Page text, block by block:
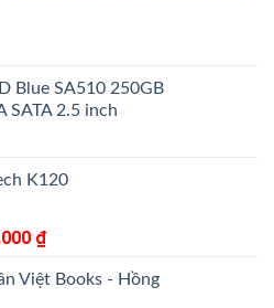
Blue SA510 250GB
SATA 2.5 inch
K120
₫Giá
tại
Việt Books - Hồng